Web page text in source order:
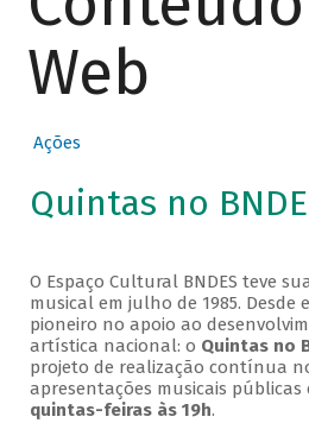
Web
Ações
Quintas no
O Espaço Cultural BNDES teve
musical em julho de 1985. Desde
pioneiro no apoio ao
artística nacional: o Quintas no
projeto de realização contínua
apresentações musicais públicas
quintas-feiras às 19h.